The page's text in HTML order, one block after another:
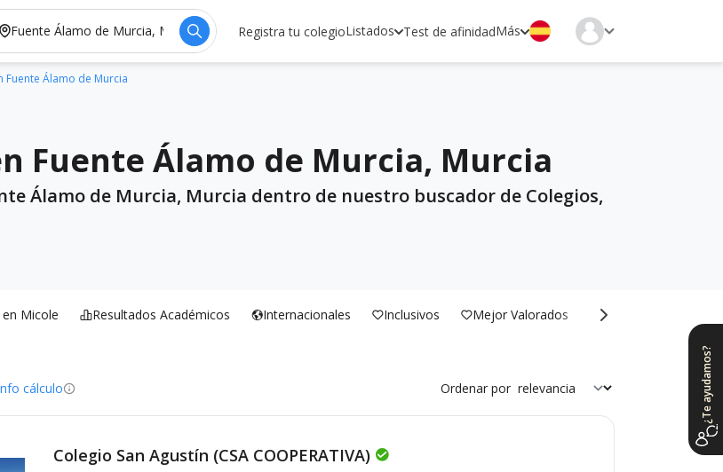
Registra tu colegioListados Test de afinidadMás
Fuente Álamo de Murcia
Fuente Álamo de Murcia, Murcia
Álamo de Murcia, Murcia dentro de nuestro buscador de Colegios,
Micole Resultados Académicos Internacionales Inclusivos Mejor Valorados Bilingües
cálculo Ordenar por
Colegio San Agustín (CSA COOPERATIVA)
¿Te ayudamos?